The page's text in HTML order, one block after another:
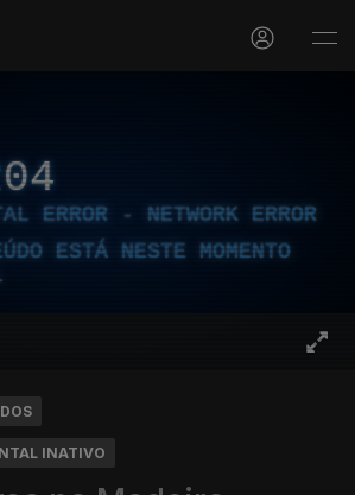
ERROR - NETWORK ERROR
ESTÁ NESTE MOMENTO
INATIVO